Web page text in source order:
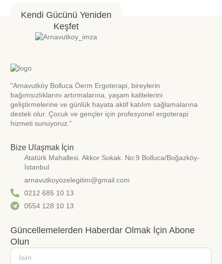
Kendi Gücünü Yeniden
Keşfet
"Arnavutköy Bolluca Öerm Ergoterapi, bireylerin
bağımsızlıklarını artırmalarına, yaşam kalitelerini
geliştirmelerine ve günlük hayata aktif katılım sağlamalarına
destek olur. Çocuk ve gençler için profesyonel ergoterapi
hizmeti sunuyoruz.”
Bize Ulaşmak İçin
Atatürk Mahallesi. Akkor Sokak. No:9 Bolluca/Boğazköy-
İstanbul
arnavutkoyozelegitim@gmail.com
0212 685 10 13
0554 128 10 13
Güncellemelerden Haberdar Olmak İçin Abone
Olun